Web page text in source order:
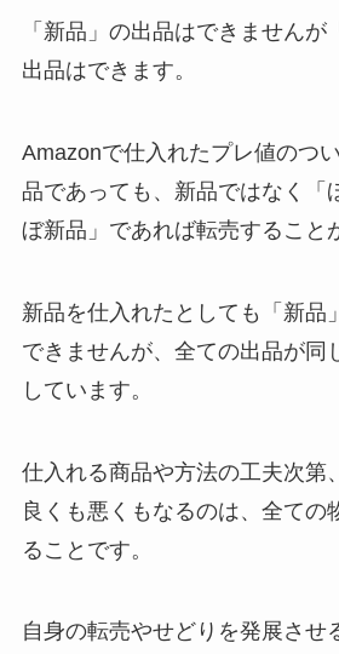
「新品」の出品はできません
出品はできます。
Amazonで仕入れたプレ値のつ
品であっても、新品ではなく「
ぼ新品」であれば転売すること
新品を仕入れたとしても「新品
できませんが、全ての出品が同
しています。
仕入れる商品や方法の工夫次第
良くも悪くもなるのは、全ての
ることです。
自身の転売やせどりを発展させ